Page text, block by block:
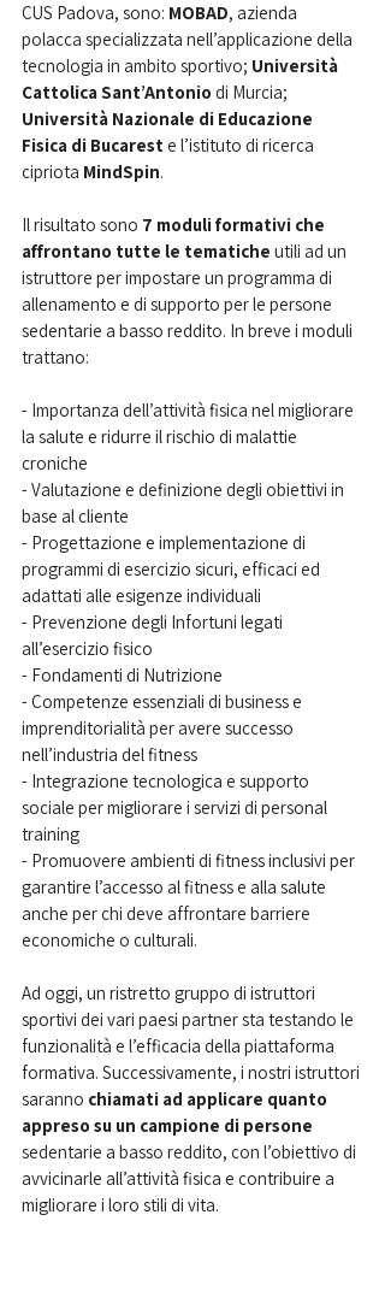
CUS Padova, sono: MOBAD, azienda
polacca specializzata nell’applicazione della
tecnologia in ambito sportivo; Università
Cattolica Sant’Antonio di Murcia;
Università Nazionale di Educazione
Fisica di Bucarest e l’istituto di ricerca
cipriota MindSpin.
Il risultato sono 7 moduli formativi che
affrontano tutte le tematiche utili ad un
istruttore per impostare un programma di
allenamento e di supporto per le persone
sedentarie a basso reddito. In breve i moduli
trattano:
- Importanza dell’attività fisica nel migliorare
la salute e ridurre il rischio di malattie
croniche
- Valutazione e definizione degli obiettivi in
base al cliente
- Progettazione e implementazione di
programmi di esercizio sicuri, efficaci ed
adattati alle esigenze individuali
- Prevenzione degli Infortuni legati
all’esercizio fisico
- Fondamenti di Nutrizione
- Competenze essenziali di business e
imprenditorialità per avere successo
nell’industria del fitness
- Integrazione tecnologica e supporto
sociale per migliorare i servizi di personal
training
- Promuovere ambienti di fitness inclusivi per
garantire l’accesso al fitness e alla salute
anche per chi deve affrontare barriere
economiche o culturali.
Ad oggi, un ristretto gruppo di istruttori
sportivi dei vari paesi partner sta testando le
funzionalità e l’efficacia della piattaforma
formativa. Successivamente, i nostri istruttori
saranno chiamati ad applicare quanto
appreso su un campione di persone
sedentarie a basso reddito, con l’obiettivo di
avvicinarle all’attività fisica e contribuire a
migliorare i loro stili di vita.